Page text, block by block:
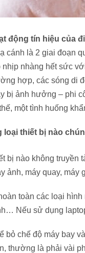
động tín hiệu của
cánh là 2 giai đoạn
nhịp nhàng hết sức
hợp, các sóng di
bị ảnh hưởng – phi
một tình huống
loại thiết bị nào
bị nào không
ảnh, máy quay, máy
toàn các loại
Nếu sử dụng
bỏ chế độ máy bay
thường là phải vài